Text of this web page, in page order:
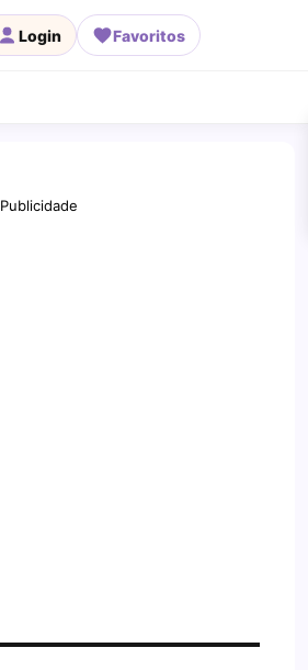
Login Favoritos
Publicidade